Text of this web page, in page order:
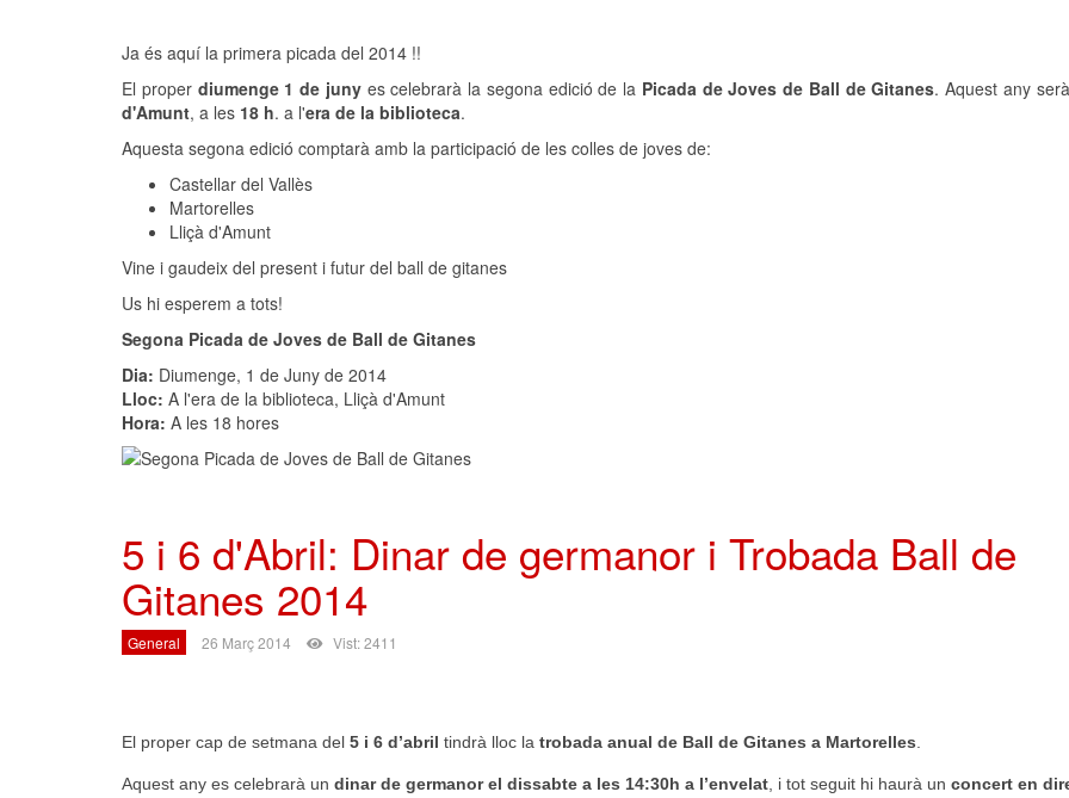
Ja és aquí la primera picada del 2014 !!
El proper diumenge 1 de juny es celebrarà la segona edició de la Picada de Joves de Ball de Gitanes. Aquest any
d'Amunt, a les 18 h. a l'era de la biblioteca.
Aquesta segona edició comptarà amb la participació de les colles de joves de:
Castellar del Vallès
Martorelles
Lliçà d'Amunt
Vine i gaudeix del present i futur del ball de gitanes
Us hi esperem a tots!
Segona Picada de Joves de Ball de Gitanes
Dia: Diumenge, 1 de Juny de 2014
Lloc: A l'era de la biblioteca, Lliçà d'Amunt
Hora: A les 18 hores
5 i 6 d'Abril: Dinar de germanor i Trobada Ball de
Gitanes 2014
General 26 Març 2014 Vist: 2411
El proper cap de setmana del 5 i 6 d’abril tindrà lloc la trobada anual de Ball de Gitanes a Martorelles
Aquest any es celebrarà un dinar de germanor el dissabte a les 14:30h a l’envelat , i tot seguit hi haurà un concert en